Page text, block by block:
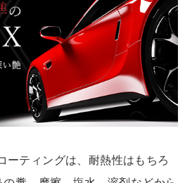
ティングは、耐熱性はもちろ